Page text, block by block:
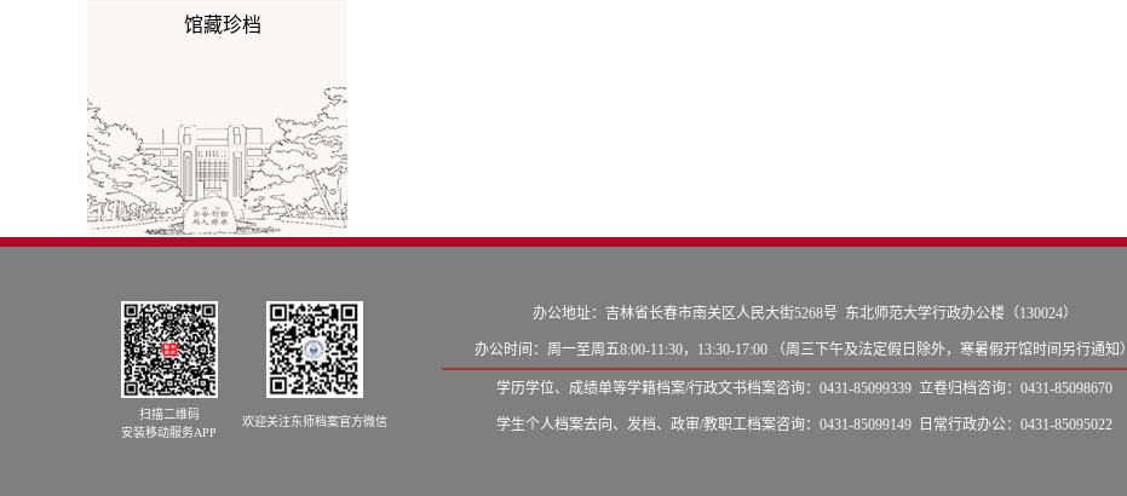
馆藏珍档
扫描二维码
安装移动服务APP
欢迎关注东师档案官方微信
办公地址：吉林省长春市南关区人民大街5268号 东北师范大学行政办公楼（130024）
办公时间：周一至周五8:00-11:30，13:30-17:00 （周三下午及法定假日除外，寒暑假开馆时间另行通知）
学历学位、成绩单等学籍档案/行政文书档案咨询：0431-85099339 立卷归档咨询：0431-85098670
学生个人档案去向、发档、政审/教职工档案咨询：0431-85099149 日常行政办公：0431-85095022